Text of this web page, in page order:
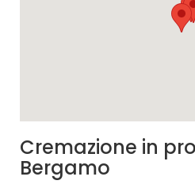
Cremazione in
Bergamo